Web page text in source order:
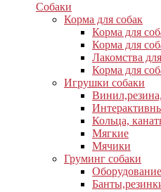
Собаки
Корма для собак
Корма для
Корма для
Лакомства
Корма для
Игрушки собаки
Кольца,
Мягкие
Мячики
Груминг собаки